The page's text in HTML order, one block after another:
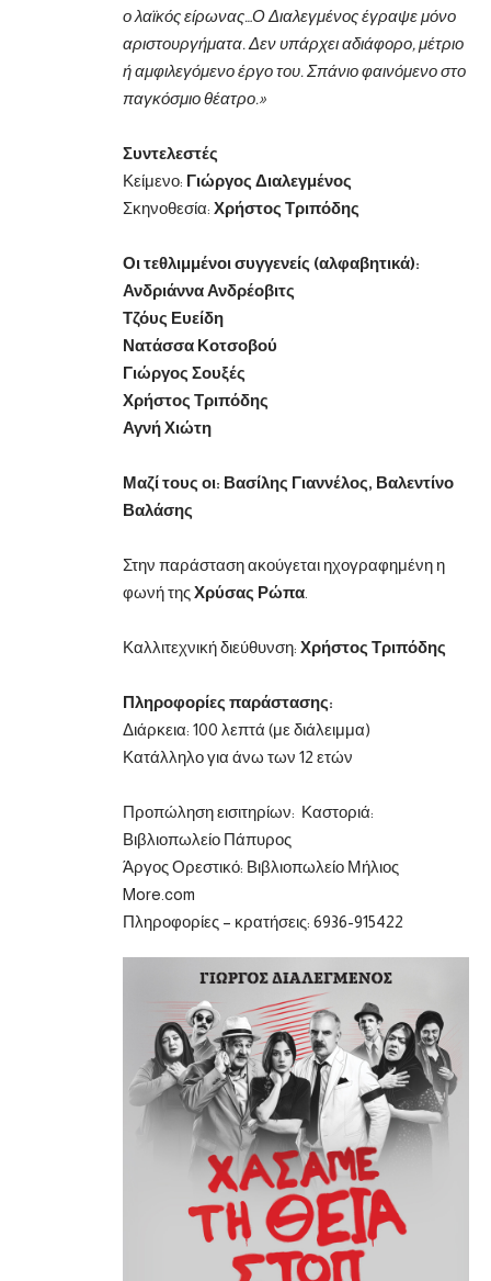
ο λαϊκός είρωνας…Ο Διαλεγμένος έγραψε μόνο
αριστουργήματα. Δεν υπάρχει αδιάφορο, μέτριο
ή αμφιλεγόμενο έργο του. Σπάνιο φαινόμενο στο
παγκόσμιο θέατρο.»
Συντελεστές
Κείμενο: Γιώργος Διαλεγμένος
Σκηνοθεσία: Χρήστος Τριπόδης
Οι τεθλιμμένοι συγγενείς (αλφαβητικά):
Ανδριάννα Ανδρέοβιτς
Τζόυς Ευείδη
Νατάσσα Κοτσοβού
Γιώργος Σουξές
Χρήστος Τριπόδης
Αγνή Χιώτη
Μαζί τους οι: Βασίλης Γιαννέλος, Βαλεντίνο
Βαλάσης
Στην παράσταση ακούγεται ηχογραφημένη η
φωνή τηςΧρύσας Ρώπα
Καλλιτεχνική διεύθυνση: Χρήστος Τριπόδης
Πληροφορίες παράστασης:
Διάρκεια: 100 λεπτά (με διάλειμμα)
Κατάλληλο για άνω των 12 ετών
Προπώληση εισιτηρίων: Καστοριά:
Βιβλιοπωλείο Πάπυρος
Άργος Ορεστικό: Βιβλιοπωλείο Μήλιος
More.com
Πληροφορίες – κρατήσεις: 6936-915422